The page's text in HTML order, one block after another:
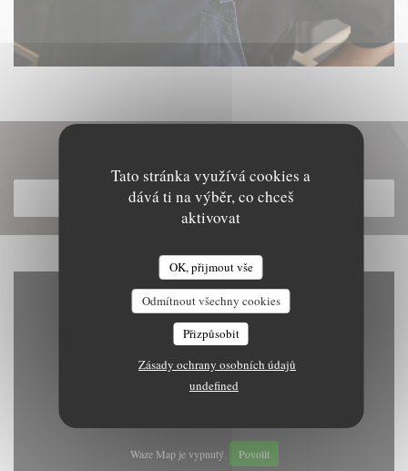
Tato stránka využívá cookies a
dává ti na výběr, co chceš
aktivovat
OK, přijmout vše
Odmítnout všechny cookies
Přizpůsobit
Zásady ochrany osobních údajů
undefined
OBJEVTE NAŠE MENU
Waze Map je vypnutý. Povolit